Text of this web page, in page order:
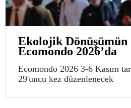
Ekolojik Dönüşümün
Ecomondo 2026’da
Ecomondo 2026 3-6 Kasım
29'uncu kez düzenlenecek